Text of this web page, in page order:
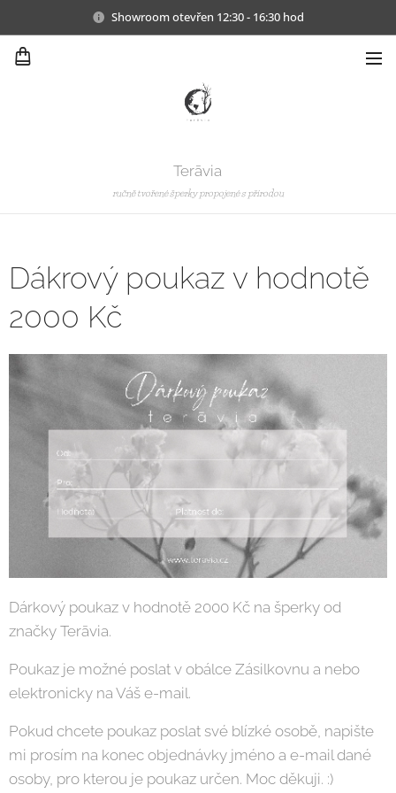
Showroom otevřen 12:30 - 16:30 hod
Terāvia
ručně tvořené šperky propojené s přírodou
Dákrový poukaz v hodnotě
2000 Kč
Dárkový poukaz v hodnotě 2000 Kč na šperky od
značky Terāvia.
Poukaz je možné poslat v obálce Zásilkovnu a nebo
elektronicky na Váš e-mail.
Pokud chcete poukaz poslat své blízké osobě, napište
mi prosím na konec objednávky jméno a e-mail dané
osoby, pro kterou je poukaz určen. Moc děkuji. :)